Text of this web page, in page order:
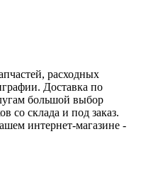
расходных
Доставка по
большой выбор
со склада и под заказ.
интернет-магазине -